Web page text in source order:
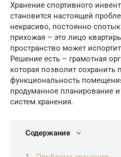
Хранение спортивного
становится настоящей
некрасиво, постоянно
прихожая – это лицо
пространство может
Решение есть – грамотная
которая позволит сохранить
функциональность
продуманное планирование
систем хранения.
Содержание